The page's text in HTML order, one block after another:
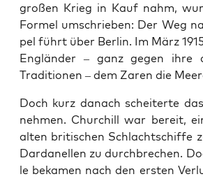
gro­ßen Krieg in Kauf nahm,
For­mel umschrie­ben: Der Weg
pel führt über Ber­lin. Im März
Eng­län­der – ganz gegen ihre
Tra­di­tio­nen – dem Zaren die
Doch kurz danach schei­ter­te
neh­men. Chur­chill war bereit,
alten bri­ti­schen Schlacht­schif­fe
Dar­da­nel­len zu durch­bre­chen.
le beka­men nach den ers­ten